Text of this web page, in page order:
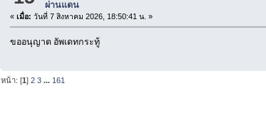
ผ่านแดน
« เมื่อ: วันที่ 7 สิงหาคม 2026, 18:50:41 น. »
ขออนุญาต อัพเดทกระทู้
หน้า: [1]2 3 ... 161